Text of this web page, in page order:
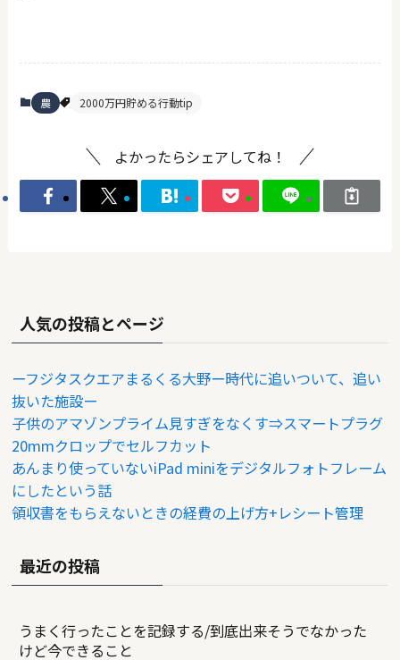
農 2000万円貯める行動tip
よかったらシェアしてね！
人気の投稿とページ
ーフジタスクエアまるくる大野ー時代に追いついて、追い
抜いた施設ー
子供のアマゾンプライム見すぎをなくす⇒スマートプラグ
20mmクロップでセルフカット
あんまり使っていないiPad miniをデジタルフォトフレーム
にしたという話
領収書をもらえないときの経費の上げ方+レシート管理
最近の投稿
うまく行ったことを記録する/到底出来そうでなかった
けど今できること